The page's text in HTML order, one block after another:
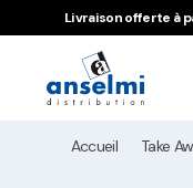
Aller au contenu
Aller à la navigation
Livraison offerte à
Accueil Take